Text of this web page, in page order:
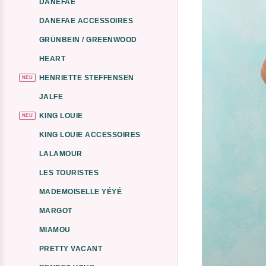
DANEFAE
DANEFAE ACCESSOIRES
GRÜNBEIN / GREENWOOD
HEART
NEU HENRIETTE STEFFENSEN
JALFE
NEU KING LOUIE
KING LOUIE ACCESSOIRES
LALAMOUR
LES TOURISTES
MADEMOISELLE YÉYÉ
MARGOT
MIAMOU
PRETTY VACANT